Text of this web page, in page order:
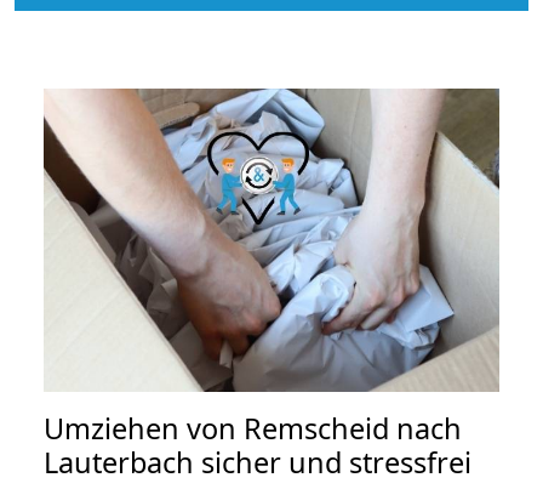
Umziehen von Remscheid nach
Lauterbach sicher und stressfrei